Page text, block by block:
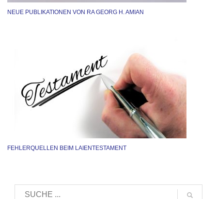
NEUE PUBLIKATIONEN VON RA GEORG H. AMIAN
FEHLERQUELLEN BEIM LAIENTESTAMENT